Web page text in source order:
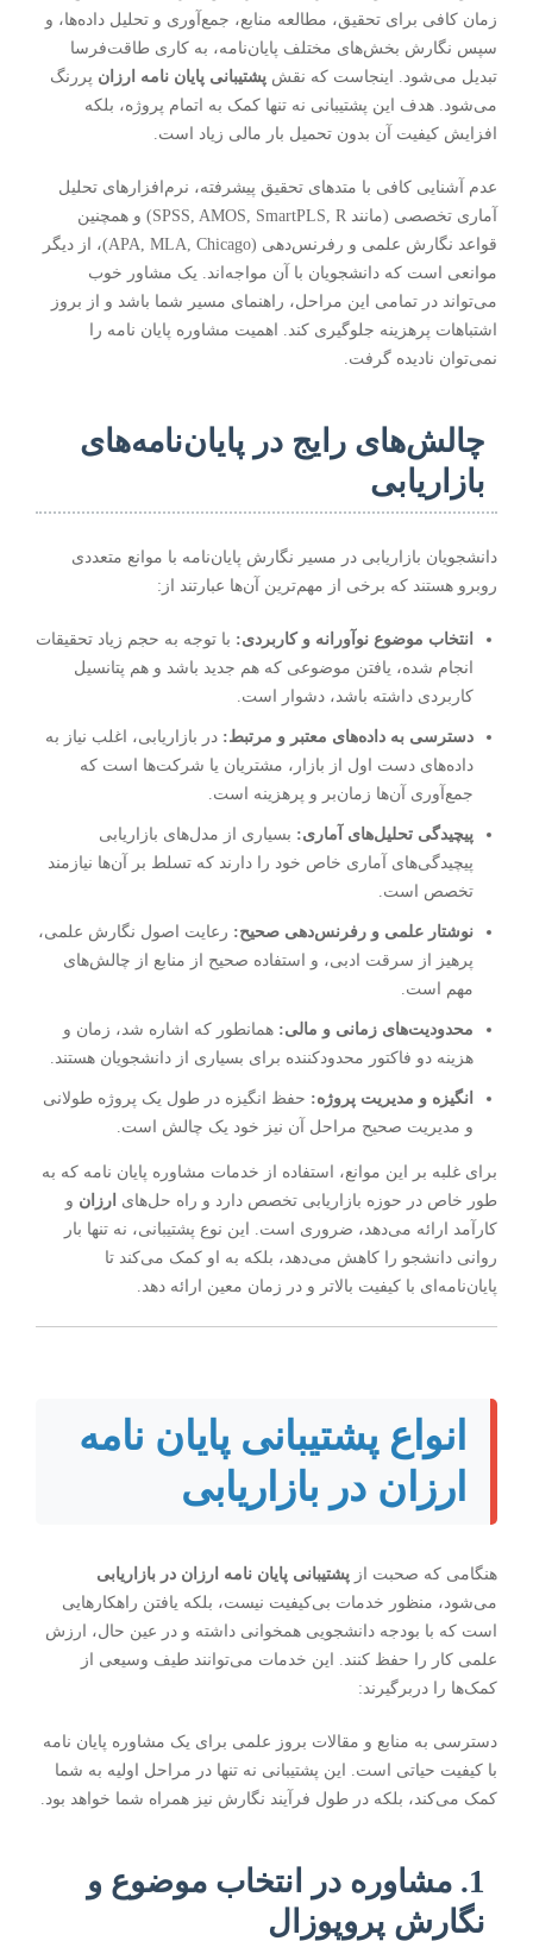
زمان کافی برای تحقیق، مطالعه منابع، جمع‌آوری و تحلیل داده‌ها، و
سپس نگارش بخش‌های مختلف پایان‌نامه، به کاری طاقت‌فرسا
تبدیل می‌شود. اینجاست که نقش پشتیبانی پایان نامه ارزان پررنگ
می‌شود. هدف این پشتیبانی نه تنها کمک به اتمام پروژه، بلکه
افزایش کیفیت آن بدون تحمیل بار مالی زیاد است.
عدم آشنایی کافی با متدهای تحقیق پیشرفته، نرم‌افزارهای تحلیل
آماری تخصصی (مانند SPSS, AMOS, SmartPLS, R) و همچنین
قواعد نگارش علمی و رفرنس‌دهی (APA, MLA, Chicago)، از دیگر
موانعی است که دانشجویان با آن مواجه‌اند. یک مشاور خوب
می‌تواند در تمامی این مراحل، راهنمای مسیر شما باشد و از بروز
اشتباهات پرهزینه جلوگیری کند. اهمیت مشاوره پایان نامه را
نمی‌توان نادیده گرفت.
چالش‌های رایج در پایان‌نامه‌های
بازاریابی
دانشجویان بازاریابی در مسیر نگارش پایان‌نامه با موانع متعددی
روبرو هستند که برخی از مهم‌ترین آن‌ها عبارتند از:
انتخاب موضوع نوآورانه و کاربردی: با توجه به حجم زیاد تحقیقات
انجام شده، یافتن موضوعی که هم جدید باشد و هم پتانسیل
کاربردی داشته باشد، دشوار است.
دسترسی به داده‌های معتبر و مرتبط: در بازاریابی، اغلب نیاز به
داده‌های دست اول از بازار، مشتریان یا شرکت‌ها است که
جمع‌آوری آن‌ها زمان‌بر و پرهزینه است.
پیچیدگی تحلیل‌های آماری: بسیاری از مدل‌های بازاریابی
پیچیدگی‌های آماری خاص خود را دارند که تسلط بر آن‌ها نیازمند
تخصص است.
نوشتار علمی و رفرنس‌دهی صحیح: رعایت اصول نگارش علمی،
پرهیز از سرقت ادبی، و استفاده صحیح از منابع از چالش‌های
مهم است.
محدودیت‌های زمانی و مالی: همانطور که اشاره شد، زمان و
هزینه دو فاکتور محدودکننده برای بسیاری از دانشجویان هستند.
انگیزه و مدیریت پروژه: حفظ انگیزه در طول یک پروژه طولانی
و مدیریت صحیح مراحل آن نیز خود یک چالش است.
برای غلبه بر این موانع، استفاده از خدمات مشاوره پایان نامه که به
طور خاص در حوزه بازاریابی تخصص دارد و راه حل‌های ارزان و
کارآمد ارائه می‌دهد، ضروری است. این نوع پشتیبانی، نه تنها بار
روانی دانشجو را کاهش می‌دهد، بلکه به او کمک می‌کند تا
پایان‌نامه‌ای با کیفیت بالاتر و در زمان معین ارائه دهد.
انواع پشتیبانی پایان نامه
ارزان در بازاریابی
هنگامی که صحبت از پشتیبانی پایان نامه ارزان در بازاریابی
می‌شود، منظور خدمات بی‌کیفیت نیست، بلکه یافتن راهکارهایی
است که با بودجه دانشجویی همخوانی داشته و در عین حال، ارزش
علمی کار را حفظ کنند. این خدمات می‌توانند طیف وسیعی از
کمک‌ها را دربرگیرند:
دسترسی به منابع و مقالات بروز علمی برای یک مشاوره پایان نامه
با کیفیت حیاتی است. این پشتیبانی نه تنها در مراحل اولیه به شما
کمک می‌کند، بلکه در طول فرآیند نگارش نیز همراه شما خواهد بود.
1. مشاوره در انتخاب موضوع و
نگارش پروپوزال